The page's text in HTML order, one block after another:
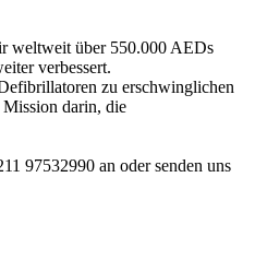
weltweit über 550.000 AEDs
verbessert.
zu erschwinglichen
darin, die
97532990 an oder senden uns